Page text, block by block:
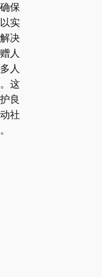
保
实
决
人
人
这
良
社